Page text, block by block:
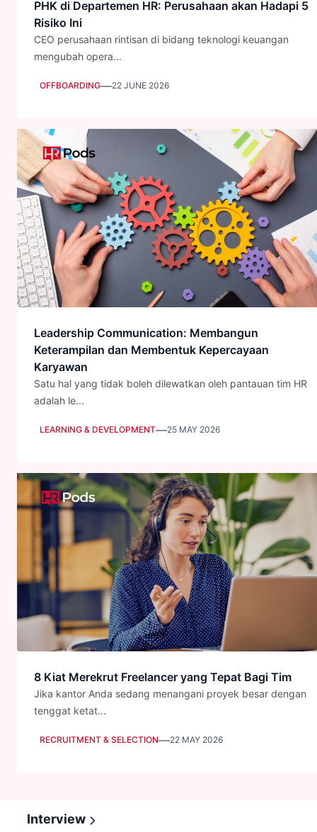
PHK di Departemen HR: Perusahaan akan Hadapi 5
Risiko Ini
CEO perusahaan rintisan di bidang teknologi keuangan
mengubah opera...
OFFBOARDING—22 JUNE 2026
Leadership Communication: Membangun
Keterampilan dan Membentuk Kepercayaan
Karyawan
Satu hal yang tidak boleh dilewatkan oleh pantauan tim HR
adalah le...
LEARNING & DEVELOPMENT—25 MAY 2026
8 Kiat Merekrut Freelancer yang Tepat Bagi Tim
Jika kantor Anda sedang menangani proyek besar dengan
tenggat ketat...
RECRUITMENT & SELECTION—22 MAY 2026
Interview